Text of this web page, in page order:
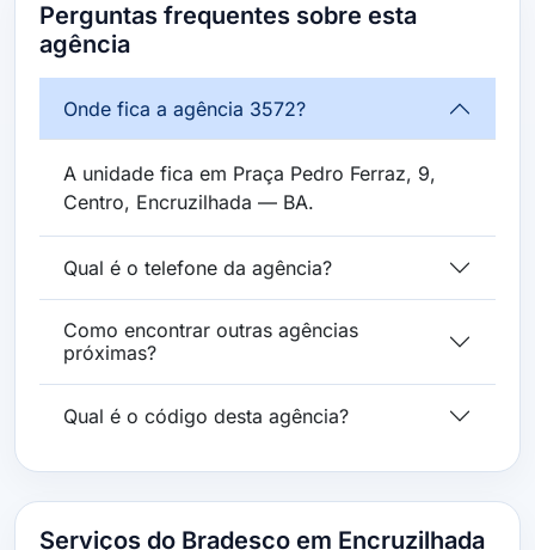
Perguntas frequentes sobre esta
agência
Onde fica a agência 3572?
A unidade fica em Praça Pedro Ferraz, 9,
Centro, Encruzilhada — BA.
Qual é o telefone da agência?
Como encontrar outras agências
próximas?
Qual é o código desta agência?
Serviços do Bradesco em Encruzilhada